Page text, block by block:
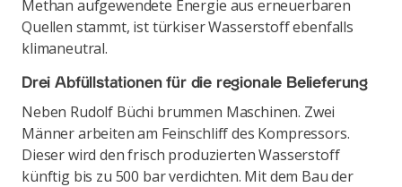
Methan aufgewendete Energie aus erneuerbaren
Quellen stammt, ist türkiser Wasserstoff ebenfalls
klimaneutral.
Drei Abfüllstationen für die regionale Belieferung
Neben Rudolf Büchi brummen Maschinen. Zwei
Männer arbeiten am Feinschliff des Kompressors.
Dieser wird den frisch produzierten Wasserstoff
künftig bis zu 500 bar verdichten. Mit dem Bau der